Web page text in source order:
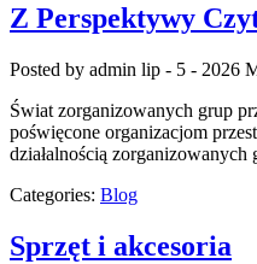
Z Perspektywy
Posted by admin lip - 5 - 2026
Świat zorganizowanych grup
poświęcone organizacjom
działalnością
Categories: Blog
Sprzęt i akcesoria